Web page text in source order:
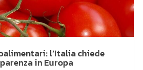
l’Italia chiede
in Europa